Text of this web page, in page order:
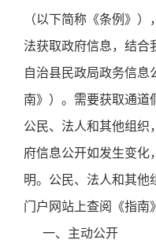
（以下简称《条例》
法获取政府信息，结合
自治县民政局政务信息
南》）。需要获取通道
公民、法人和其他组织
府信息公开如发生变化
明。公民、法人和其他
门户网站上查阅《指南
一、主动公开